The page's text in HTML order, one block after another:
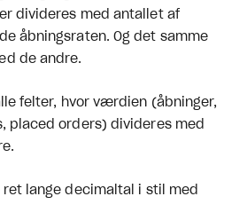
divideres med antallet af
åbningsraten. Og det samme
de andre.
felter, hvor værdien (åbninger,
placed orders) divideres med
ret lange decimaltal i stil med